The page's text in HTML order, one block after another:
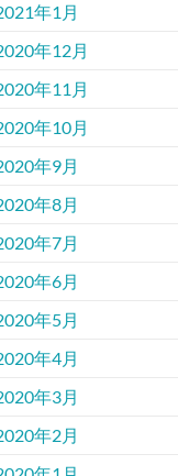
年1月
年12月
年11月
年10月
年9月
年8月
年7月
年6月
年5月
年4月
年3月
年2月